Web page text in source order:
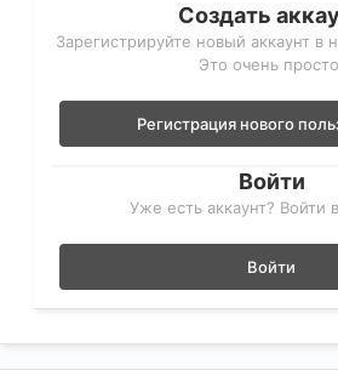
Создать
Зарегистрируйте новый аккаунт в
Это очень
Регистрация нового
Войти
Уже есть аккаунт? Войти
Войти